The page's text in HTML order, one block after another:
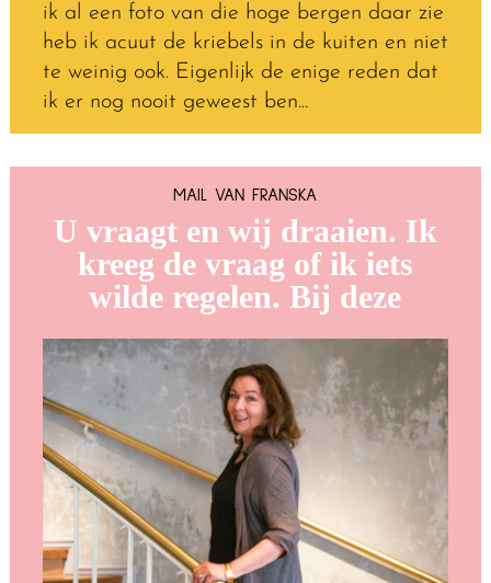
ik al een foto van die hoge bergen daar zie
heb ik acuut de kriebels in de kuiten en niet
te weinig ook. Eigenlijk de enige reden dat
ik er nog nooit geweest ben...
MAIL VAN FRANSKA
U vraagt en wij draaien. Ik
kreeg de vraag of ik iets
wilde regelen. Bij deze